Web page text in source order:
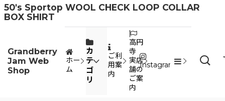
50's Sportop WOOL CHECK LOOP COLLAR
BOX SHIRT
Grandberry
Jam Web
Shop
ホー
ム
カ
テ
ゴ
リ
ご利
用案
内
高円
寺
実店
舗の
ご案
内
Instagram